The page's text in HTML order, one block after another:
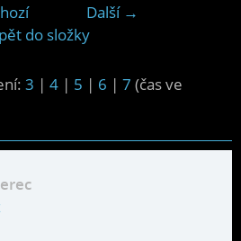
Další →
do složky
3 | 4 | 5 | 6 | 7 (čas ve